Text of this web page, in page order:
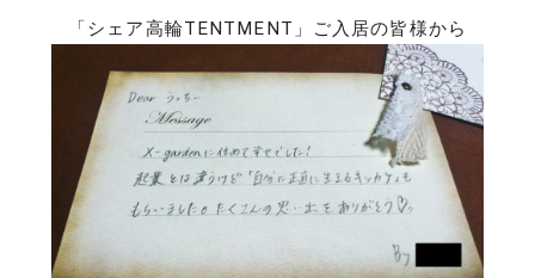
「シェア高輪TENTMENT」ご入居の皆様から